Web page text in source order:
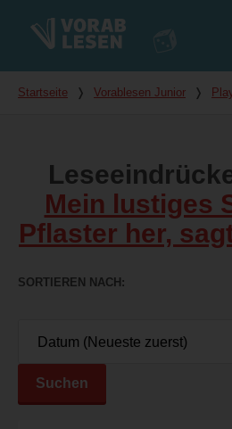
Du bist hier
Startseite ❭ Vorablesen Junior ❭
Mein lustiges
Pflaster her,
SORTIEREN NACH
Suchen